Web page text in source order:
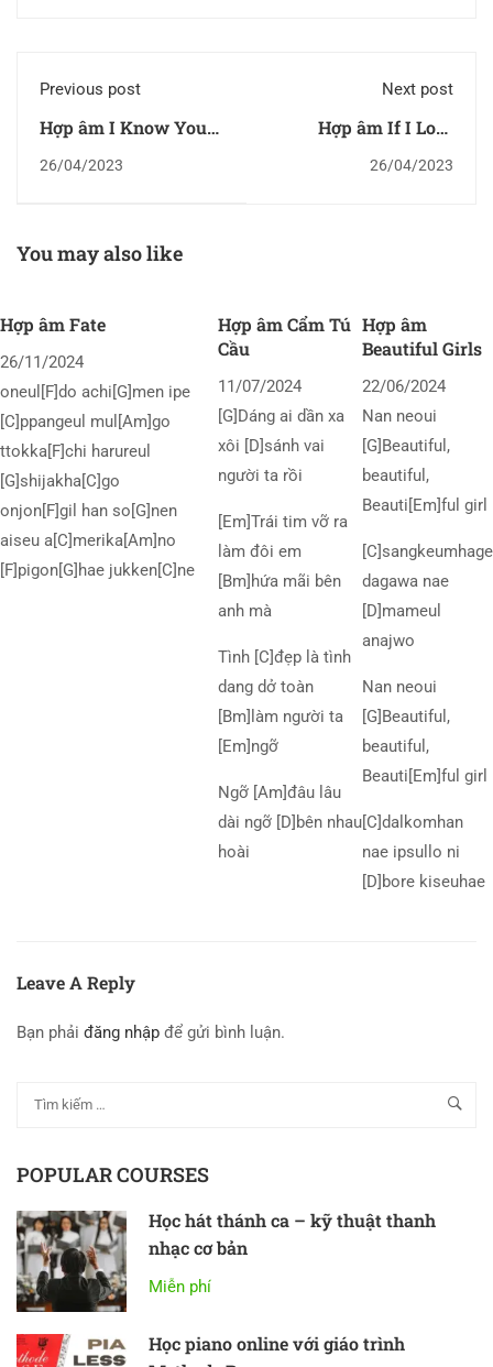
Previous post
Hợp âm I Know You
26/04/2023
Next post
Hợp âm If I Lose
26/04/2023
You may also like
Hợp âm Fate
26/11/2024
oneul[F]do achi[G]men ipe
[C]ppangeul mul[Am]go
ttokka[F]chi harureul
[G]shijakha[C]go
onjon[F]gil han so[G]nen
aiseu a[C]merika[Am]no
[F]pigon[G]hae jukken[C]ne
Hợp âm Cẩm Tú
Cầu
11/07/2024
[G]Dáng ai dần xa
xôi [D]sánh vai
người ta rồi
[Em]Trái tim vỡ ra
làm đôi em
[Bm]hứa mãi bên
anh mà
Tình [C]đẹp là tình
dang dở toàn
[Bm]làm người ta
[Em]ngỡ
Ngỡ [Am]đâu lâu
dài ngỡ [D]bên nhau
hoài
Hợp âm
Beautiful Girls
22/06/2024
Nan neoui
[G]Beautiful,
beautiful,
Beauti[Em]ful girl
[C]sangkeumhage
dagawa nae
[D]mameul
anajwo
Nan neoui
[G]Beautiful,
beautiful,
Beauti[Em]ful girl
[C]dalkomhan
nae ipsullo ni
[D]bore kiseuhae
Leave A Reply
Bạn phải đăng nhập để gửi bình luận.
POPULAR COURSES
Học hát thánh ca – kỹ thuật thanh
nhạc cơ bản
Miễn phí
Học piano online với giáo trình